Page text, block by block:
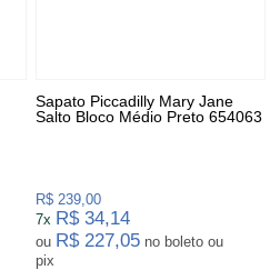
Sapato Piccadilly Mary Jane
Salto Bloco Médio Preto 654063
R$ 239,00
7x R$ 34,14
ou R$ 227,05 no boleto ou
pix